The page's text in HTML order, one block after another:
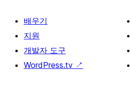
배우기
지원
개발자 도구
WordPress.tv ↗